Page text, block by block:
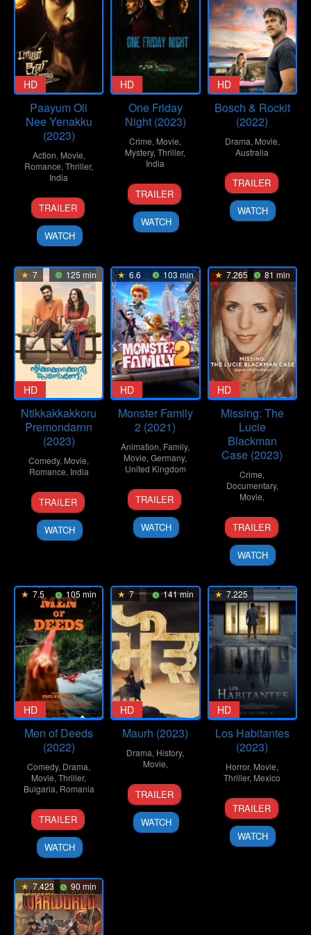
HD
Paayum Oli
Nee Yenakku
(2023)
Action, Movie,
Romance,Thriller,
India
23
Jun
2023
Karthik
Adwait
TRAILER
WATCH
HD
One Friday
Night (2023)
Crime, Movie,
Mystery,Thriller,
India
28
Jul
2023
Manish
Gupta
TRAILER
WATCH
HD
Bosch & Rockit
(2022)
Drama, Movie,
Australia
18
Aug
2022
John
Duong
TRAILER
WATCH
7 125 min
HD
Ntikkakkakkoru
Premondarnn
(2023)
Comedy, Movie,
Romance, India
24
Feb
2023
Adhil
Maimoonath
Asharaf
TRAILER
WATCH
6.6 103 min
HD
Monster Family
2 (2021)
Animation, Family,
Movie,Germany,
United Kingdom
21
Oct
2021
Holger
Tappe
TRAILER
WATCH
7.265 81 min
HD
Missing: The
Lucie
Blackman
Case (2023)
Crime,
Documentary,
Movie,
26
Jul
2023
Hyōe
Yamamoto
TRAILER
WATCH
7.5 105 min
HD
Men of Deeds
(2022)
Comedy, Drama,
Movie,Thriller,
Bulgaria, Romania
14
Aug
2022
Paul
Negoescu
TRAILER
WATCH
7 141 min
HD
Maurh (2023)
Drama, History,
Movie,
9
Jun
2023
Jatinder
Mauhar
TRAILER
WATCH
7.225
HD
Los Habitantes
(2023)
Horror, Movie,
Thriller, Mexico
27
Apr
2023
Homero
Bueno
TRAILER
WATCH
7.423 90 min